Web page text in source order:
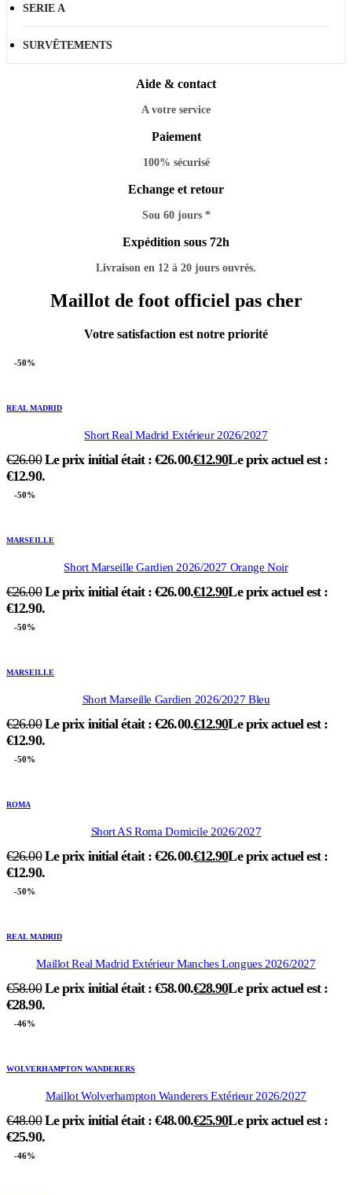
SERIE A
SURVÊTEMENTS
Aide & contact
A votre service
Paiement
100% sécurisé
Echange et retour
Sou 60 jours *
Expédition sous 72h
Livraison en 12 à 20 jours ouvrés.
Maillot de foot officiel pas cher
Votre satisfaction est notre priorité
-50%
REAL MADRID
Short Real Madrid Extérieur 2026/2027
€26.00 Le prix initial était : €26.00.€12.90Le prix actuel est :
€12.90.
-50%
MARSEILLE
Short Marseille Gardien 2026/2027 Orange Noir
€26.00 Le prix initial était : €26.00.€12.90Le prix actuel est :
€12.90.
-50%
MARSEILLE
Short Marseille Gardien 2026/2027 Bleu
€26.00 Le prix initial était : €26.00.€12.90Le prix actuel est :
€12.90.
-50%
ROMA
Short AS Roma Domicile 2026/2027
€26.00 Le prix initial était : €26.00.€12.90Le prix actuel est :
€12.90.
-50%
REAL MADRID
Maillot Real Madrid Extérieur Manches Longues 2026/2027
€58.00 Le prix initial était : €58.00.€28.90Le prix actuel est :
€28.90.
-46%
WOLVERHAMPTON WANDERERS
Maillot Wolverhampton Wanderers Extérieur 2026/2027
€48.00 Le prix initial était : €48.00.€25.90Le prix actuel est :
€25.90.
-46%